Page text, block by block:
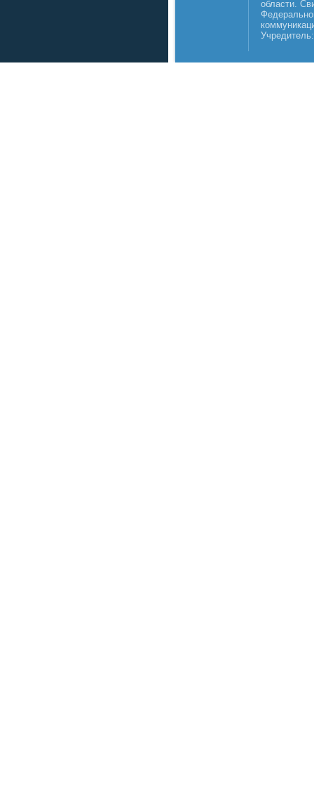
области.